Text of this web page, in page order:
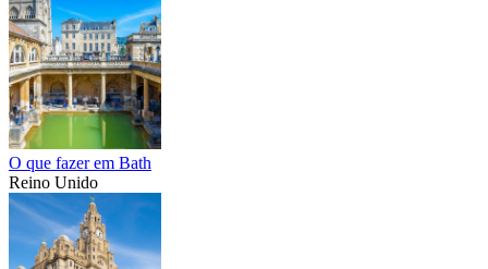
O que fazer em Bath
Reino Unido